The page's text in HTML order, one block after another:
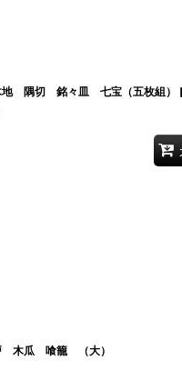
地 隅切 銘々皿 七宝（五枚組）
瀬戸 木瓜 喰籠 （大） *